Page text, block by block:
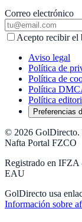
Correo electrónico
Acepto recibir el
Aviso legal
Política de
Política de
Política
Política
Preferencias
© 2026 GolDirecto.
Nafta Portal FZCO
Registrado en
EAU
GolDirecto usa
Información sobre